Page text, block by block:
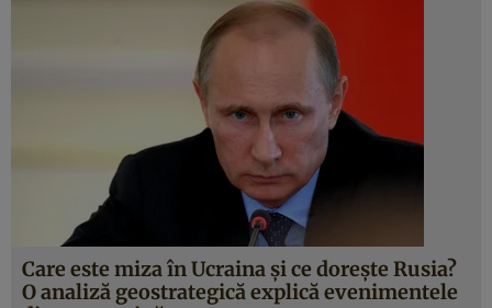
Care este miza în Ucraina şi ce doreşte Rusia?
O analiză geostrategică explică evenimentele